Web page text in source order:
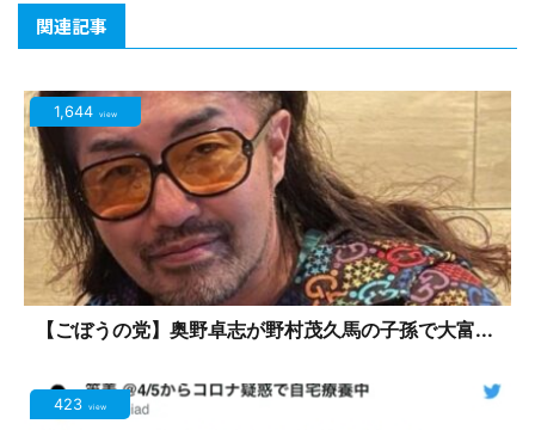
関連記事
1,644 view
【ごぼうの党】奥野卓志が野村茂久馬の子孫で大富...
423 view